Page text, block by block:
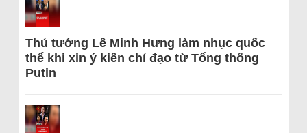
Thủ tướng Lê Minh Hưng làm nhục quốc
thể khi xin ý kiến chỉ đạo từ Tổng thống
Putin